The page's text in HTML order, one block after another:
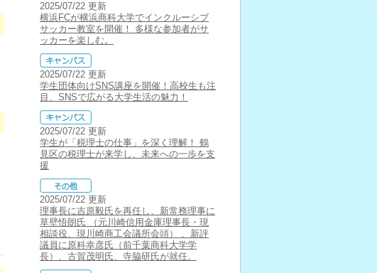
2025/07/22 更新
横浜FCが横浜商科大学でインクルーシブ
サッカー教室を開催！ 多様な参加者がサ
ッカーを楽しむ。
2025/07/22 更新
学生団体向けSNS講座を開催！高校生も注
目、SNSで広がる大学生活の魅力！
2025/07/22 更新
学生が「税理士の仕事」を深く理解！ 鶴
見区の税理士が来学し、未来への一歩を支
援
2025/07/22 更新
理事長に吉原毅氏を再任し、新常務理事に
草壁悟朗氏 （元川崎信用金庫理事長・現
相談役、現川崎商工会議所会頭） 、新評
議員に原科幸彦氏（前千葉商科大学学
長）、古賀茂明氏、寺脇研氏が就任。